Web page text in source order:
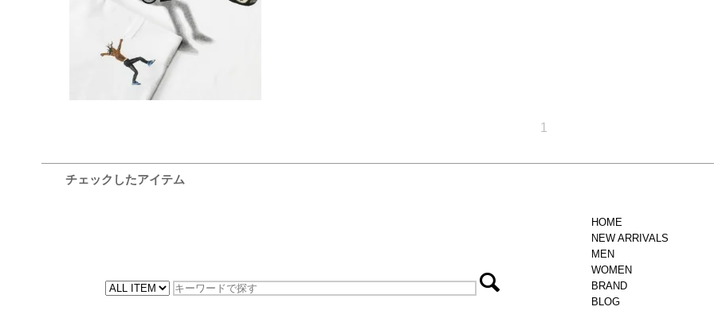
15,400円(税込)
1
チェックしたアイテム
HOME
NEW ARRIVALS
MEN
WOMEN
BRAND
BLOG